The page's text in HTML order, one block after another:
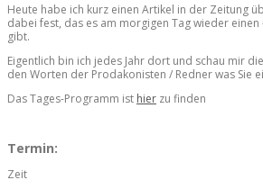
Heute habe ich kurz einen Artikel in der Zeitung
dabei fest, das es am morgigen Tag wieder
gibt.
Eigentlich bin ich jedes Jahr dort und schau mir
den Worten der Prodakonisten / Redner was Sie
Das Tages-Programm ist hier zu finden
Termin:
Zeit